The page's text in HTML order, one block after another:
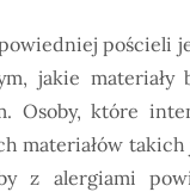
pościeli
jakie materiały
Osoby, które
materiałów
z alergiami